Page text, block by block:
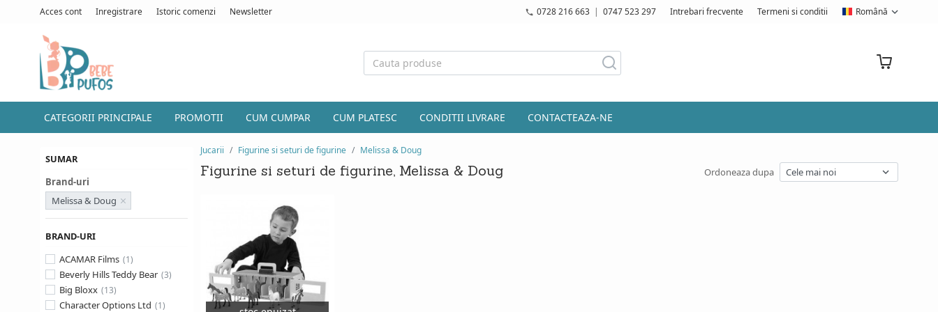
Acces cont Inregistrare Istoric comenzi Newsletter 0728 216 663| 0747 523 297 Intrebari frecvente Termeni si conditii Română
CATEGORII PRINCIPALE PROMOTII CUM CUMPAR CUM PLATESC CONDITII LIVRARE CONTACTEAZA-NE
SUMAR
Brand-uri
Melissa & Doug
BRAND-URI
ACAMAR Films
Beverly Hills Teddy Bear
Big Bloxx
Character Options Ltd
Jucarii Figurine si seturi de figurine Melissa & Doug
Figurine si seturi de figurine, Melissa & Doug Ordoneaza dupa